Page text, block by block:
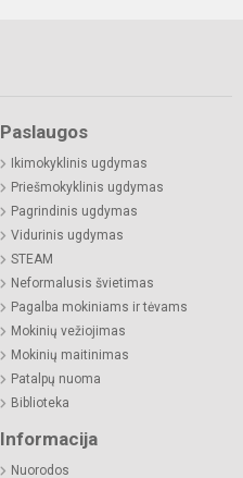
Paslaugos
Ikimokyklinis ugdymas
Priešmokyklinis ugdymas
Pagrindinis ugdymas
Vidurinis ugdymas
STEAM
Neformalusis švietimas
Pagalba mokiniams ir tėvams
Mokinių vežiojimas
Mokinių maitinimas
Patalpų nuoma
Biblioteka
Informacija
Nuorodos